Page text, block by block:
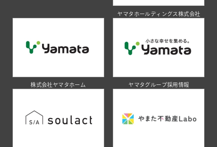
ヤマタホールディングス株式会社
株式会社ヤマタホーム ヤマタグループ採用情報